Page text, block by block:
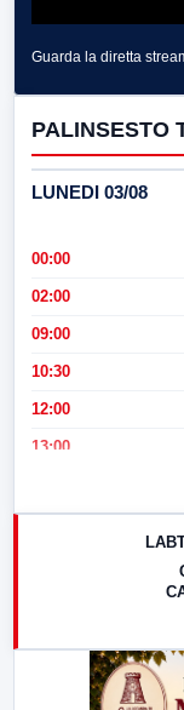
Guarda la diretta
PALINSESTO
LUNEDI 03/08
00:00
02:00
09:00
10:30
12:00
13:00
17:00